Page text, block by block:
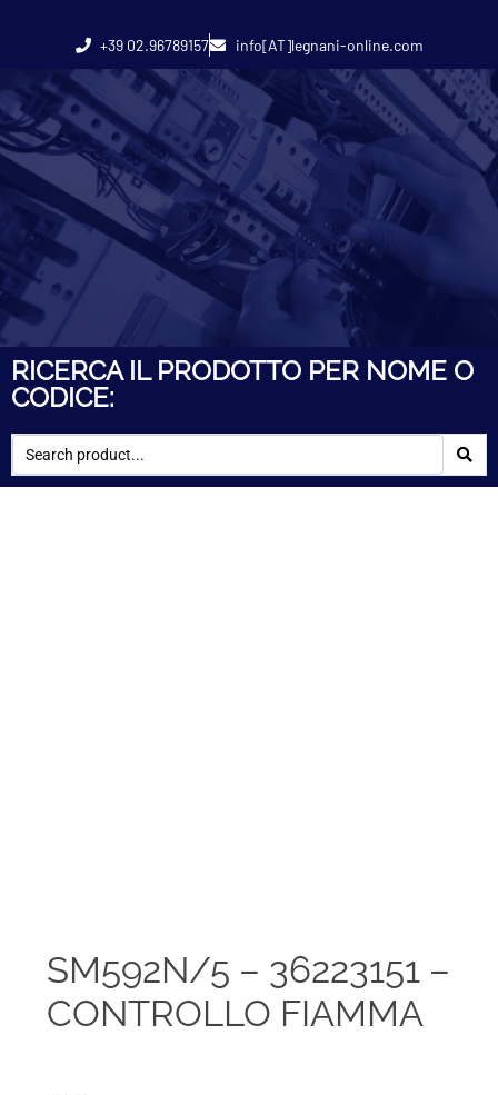
+39 02.96789157 info[AT]legnani-online.com
RICERCA IL PRODOTTO PER NOME O
CODICE:
SM592N/5 – 36223151 –
CONTROLLO FIAMMA